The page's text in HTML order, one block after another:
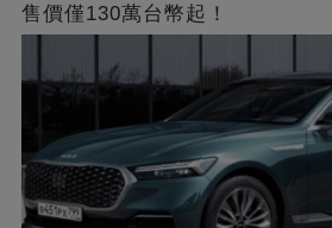
售價僅130萬台幣起！